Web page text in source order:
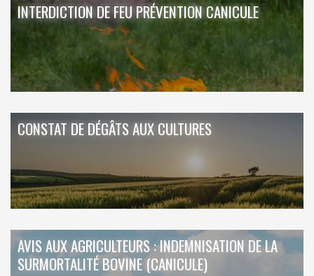
INTERDICTION DE FEU PRÉVENTION CANICULE
CONSTAT DE DÉGÂTS AUX CULTURES
AVIS AUX AGRICULTEURS : INDEMNISATION DE LA
SURMORTALITÉ BOVINE (CANICULE)